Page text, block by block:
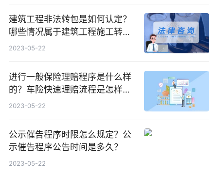
建筑工程非法转包是如何认定？
哪些情况属于建筑工程施工转包
违法分包？
2023-05-22
进行一般保险理赔程序是什么样
的？车险快速理赔流程是怎样
的？
2023-05-22
公示催告程序时限怎么规定？公
示催告程序公告时间是多久？
2023-05-22